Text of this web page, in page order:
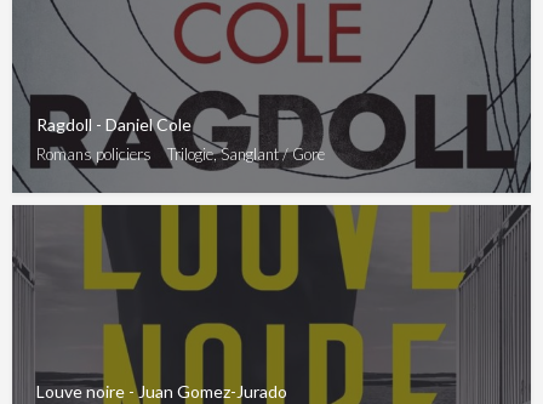
Ragdoll - Daniel Cole
Romans policiers Trilogie, Sanglant / Gore
Louve noire - Juan Gomez-Jurado